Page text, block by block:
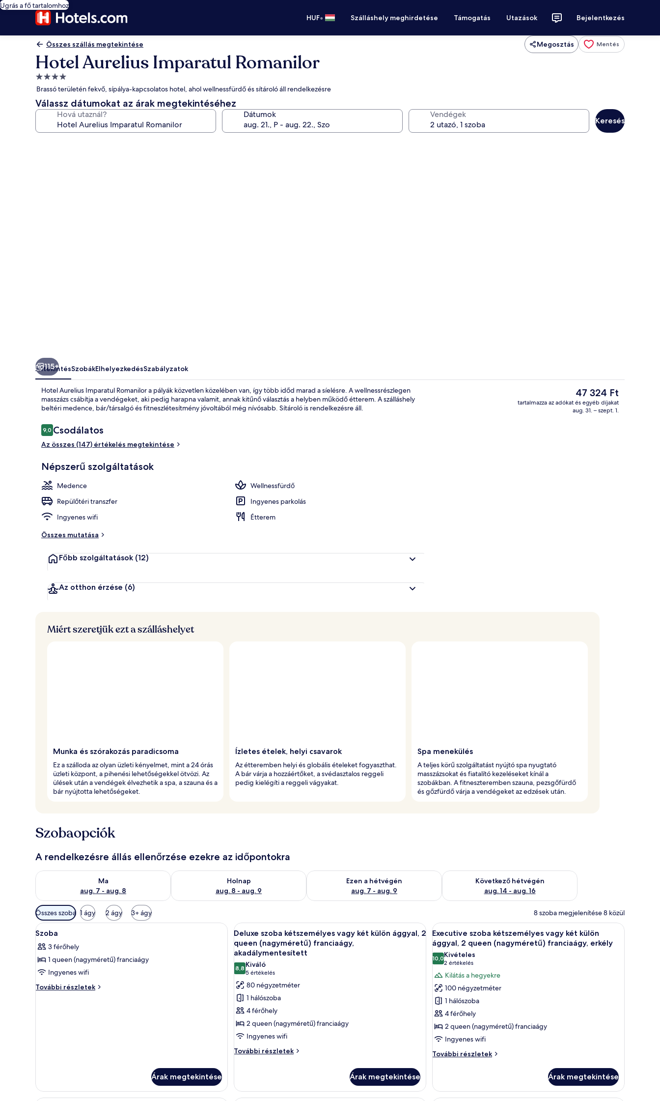
Ugrás a fő tartalomhoz
HUF• Szálláshely meghirdetése Támogatás Utazások Bejelentkezés
Összes szállás megtekintése Megosztás Mentés
Hotel Aurelius Imparatul Romanilor
4.0
csillagos
szálláshely
Brassó területén fekvő, sípálya-kapcsolatos hotel, ahol wellnessfürdő és sítároló áll rendelkezésre
Válassz dátumokat az árak megtekintéséhez
Hová utaznál? Dátumok Vendégek
Keresés
115+
ÁttekintésSzobákElhelyezkedésSzabályzatok
Hotel Aurelius Imparatul Romanilor a pályák közvetlen közelében van, így több időd marad a síelésre. A wellnessrészlegen
masszázs csábítja a vendégeket, aki pedig harapna valamit, annak kitűnő választás a helyben működő étterem. A szálláshely
beltéri medence, bár/társalgó és fitneszlétesítmény jóvoltából még nívósabb. Sítároló is rendelkezésre áll.
Értékelések
9,09,0 ennyiből: 10
Csodálatos
Az összes (147) értékelés megtekintése
Népszerű szolgáltatások
Medence
Wellnessfürdő
Repülőtéri transzfer
Ingyenes parkolás
Ingyenes wifi
Étterem
Összes mutatása
Főbb szolgáltatások (12)
Az otthon érzése (6)
A
jelenlegi
ár
47 324 Ft
tartalmazza az adókat és egyéb díjakat
aug. 31. – szept. 1.
Miért szeretjük ezt a szálláshelyet
Munka és szórakozás paradicsoma
Ez a szálloda az olyan üzleti kényelmet, mint a 24 órás
üzleti központ, a pihenési lehetőségekkel ötvözi. Az
ülések után a vendégek élvezhetik a spa, a szauna és a
bár nyújtotta lehetőségeket.
Ízletes ételek, helyi csavarok
Az étteremben helyi és globális ételeket fogyaszthat.
A bár várja a hozzáértőket, a svédasztalos reggeli
pedig kielégíti a reggeli vágyakat.
Spa menekülés
A teljes körű szolgáltatást nyújtó spa nyugtató
masszázsokat és fiatalító kezeléseket kínál a
szobákban. A fitneszteremben szauna, pezsgőfürdő
és gőzfürdő várja a vendégeket az edzések után.
Szobaopciók
A rendelkezésre állás ellenőrzése ezekre az időpontokra
Ma
aug. 7 - aug. 8
A ma esti rendelkezésre állás ellenőrzése: aug. 7 - aug. 8
Holnap
aug. 8 - aug. 9
A holnapi rendelkezésre állás ellenőrzése: aug. 8 - aug. 9
Ezen a hétvégén
aug. 7 - aug. 9
A mostani hétvégi rendelkezésre állás ellenőrzése: aug. 7 - aug. 9
Következő hétvégén
aug. 14 - aug. 16
A következő hétvégi rendelkezésre állás ellenőrzése: aug. 14 -
Szobákhoz
rendelkezésre
álló
Összes szoba 1 ágy 2 ágy 3+ ágy 8 szoba megjelenítése 8 közül
A
következő
szoba
összes
képének
megtekintése:
Egy szállodai szoba, amelyben egy nagy ágy, egy íróasztal székkkel, egy televízió, egy virágos növény és egy függönnyel ellátott ablak található.
12
Szoba
3 férőhely
1 queen (nagyméretű) franciaágy
Ingyenes wifi
További részletek
Szoba
Árak megtekintése
A
következő
szoba
összes
képének
megtekintése:
Deluxe
szoba
kétszemélyes
vagy
két
külön
queen
(nagyméretű)
Egy szállodai szoba két ággyal, íróasztallal, székkel, televízióval és egy díszes csillárral.
5
Deluxe szoba kétszemélyes vagy két külön ággyal, 2
queen (nagyméretű) franciaágy,
akadálymentesített
8,810-ből 8,8
Kiváló
5 értékelés
(5
értékelés)
80 négyzetméter
1 hálószoba
4 férőhely
2 queen (nagyméretű) franciaágy
Ingyenes wifi
További részletek
Deluxe
két
külön
Árak megtekintése
A
következő
szoba
összes
képének
megtekintése:
Executive
szoba
kétszemélyes
vagy
két
külön
queen
(nagyméretű)
Egy tágas hálószoba, melyben egy nagy
9
Executive szoba kétszemélyes vagy két külön
ággyal, 2 queen (nagyméretű) franciaágy, erkély
10,010-ből 10,0
Kivételes
2 értékelés
(2
értékelés)
Kilátás a hegyekre
100 négyzetméter
1 hálószoba
4 férőhely
2 queen (nagyméretű) franciaágy
Ingyenes wifi
További részletek
Executive
két
külön
Árak megtekintése